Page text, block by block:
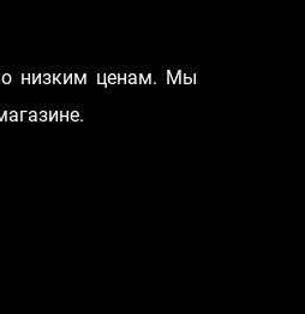
низким ценам. Мы